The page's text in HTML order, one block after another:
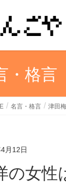
・格言
名言・格言 津田
月12日